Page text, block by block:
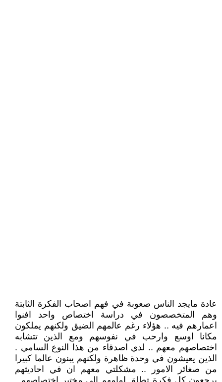
عادة مايجد الناس صعوبة في فهم اصحاب الفكرة الثابتة
وهم المتخصصون في دراسة اختصاص واحد افنوا
اعمارهم فيه .. هؤلاء رغم عالمهم الضيق ولكنهم يملكون
مكانا اوسع وارحب في نفوسهم ومع الذين تتشابه
اختصاصهم معهم .. لدي اصدقاء من هذا النوع السامي .
الذين يعيشون في وحدة ظاهرة ولكنهم يبنون عالما كبيرا
من صغائر الامور .. مشكلتي معهم ان في احاديثهم